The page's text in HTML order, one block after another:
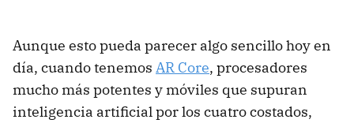
Aunque esto pueda parecer algo sencillo hoy en
día, cuando tenemos AR Core, procesadores
mucho más potentes y móviles que supuran
inteligencia artificial por los cuatro costados,